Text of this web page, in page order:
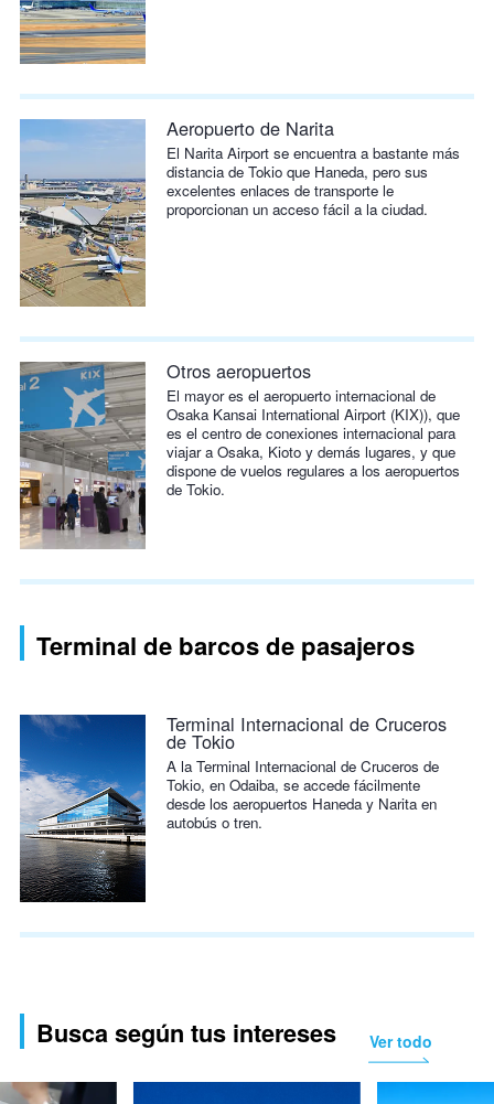
Aeropuerto de Narita
El Narita Airport se encuentra a bastante más
distancia de Tokio que Haneda, pero sus
excelentes enlaces de transporte le
proporcionan un acceso fácil a la ciudad.
Otros aeropuertos
El mayor es el aeropuerto internacional de
Osaka Kansai International Airport (KIX)), que
es el centro de conexiones internacional para
viajar a Osaka, Kioto y demás lugares, y que
dispone de vuelos regulares a los aeropuertos
de Tokio.
Terminal de barcos de pasajeros
Terminal Internacional de Cruceros
de Tokio
A la Terminal Internacional de Cruceros de
Tokio, en Odaiba, se accede fácilmente
desde los aeropuertos Haneda y Narita en
autobús o tren.
Busca según tus intereses Ver todo